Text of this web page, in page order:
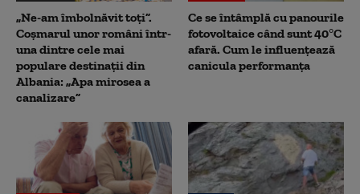
„Ne-am îmbolnăvit toți”.
Coșmarul unor români într-
una dintre cele mai
populare destinații din
Albania: „Apa mirosea a
canalizare”
Ce se întâmplă cu panourile
fotovoltaice când sunt 40°C
afară. Cum le influențează
canicula performanța